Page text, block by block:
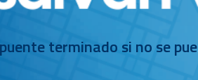
terminado si no se